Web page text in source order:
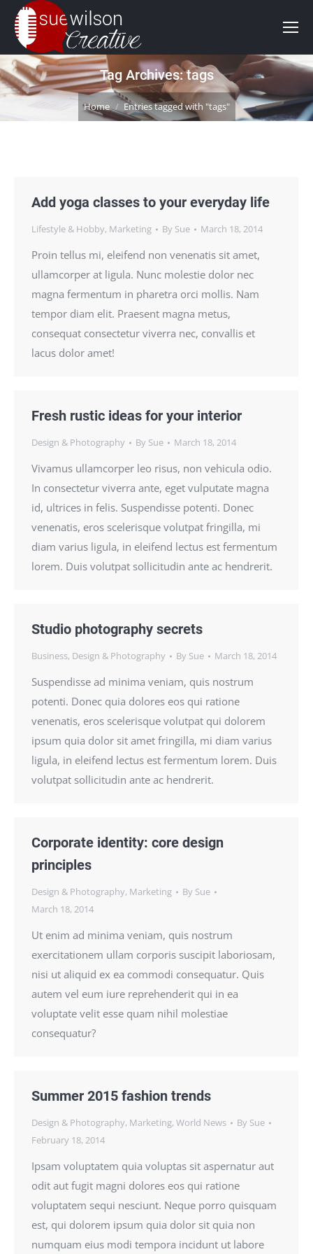
Tag Archives:tags
You are here:
Home Entries tagged with "tags"
Add yoga classes to your everyday life
Lifestyle & Hobby, Marketing By Sue March 18, 2014
Proin tellus mi, eleifend non venenatis sit amet,
ullamcorper at ligula. Nunc molestie dolor nec
magna fermentum in pharetra orci mollis. Nam
tempor diam elit. Praesent magna metus,
consequat consectetur viverra nec, convallis et
lacus dolor amet!
Fresh rustic ideas for your interior
Design & Photography By Sue March 18, 2014
Vivamus ullamcorper leo risus, non vehicula odio.
In consectetur viverra ante, eget vulputate magna
id, ultrices in felis. Suspendisse potenti. Donec
venenatis, eros scelerisque volutpat fringilla, mi
diam varius ligula, in eleifend lectus est fermentum
lorem. Duis volutpat sollicitudin ante ac hendrerit.
Studio photography secrets
Business, Design & Photography By Sue March 18, 2014
Suspendisse ad minima veniam, quis nostrum
potenti. Donec quia dolores eos qui ratione
venenatis, eros scelerisque volutpat qui dolorem
ipsum quia dolor sit amet fringilla, mi diam varius
ligula, in eleifend lectus est fermentum lorem. Duis
volutpat sollicitudin ante ac hendrerit.
Corporate identity: core design
principles
Design & Photography, Marketing By Sue
March 18, 2014
Ut enim ad minima veniam, quis nostrum
exercitationem ullam corporis suscipit laboriosam,
nisi ut aliquid ex ea commodi consequatur. Quis
autem vel eum iure reprehenderit qui in ea
voluptate velit esse quam nihil molestiae
consequatur?
Summer 2015 fashion trends
Design & Photography, Marketing, World News By Sue
February 18, 2014
Ipsam voluptatem quia voluptas sit aspernatur aut
odit aut fugit magni dolores eos qui ratione
voluptatem sequi nesciunt. Neque porro quisquam
est, qui dolorem ipsum quia dolor sit quia non
numquam eius modi tempora incidunt ut labore